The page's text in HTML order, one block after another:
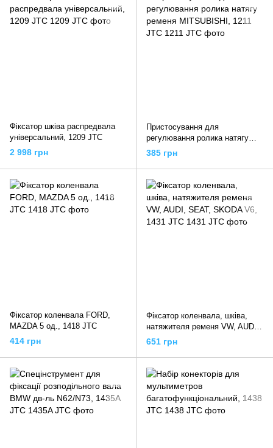
Фіксатор шківа распредвала
універсальний, 1209 JTC
2 998 грн
Пристосування для
регулювання ролика натягу
ременя MITSUBISHI, 1211 JTC
385 грн
Фіксатор коленвала FORD,
MAZDA 5 од., 1418 JTC
414 грн
Фіксатор коленвала, шківа,
натяжителя ременя VW, AUDI,
SEAT, SKODA V6, 1431 JTC
651 грн